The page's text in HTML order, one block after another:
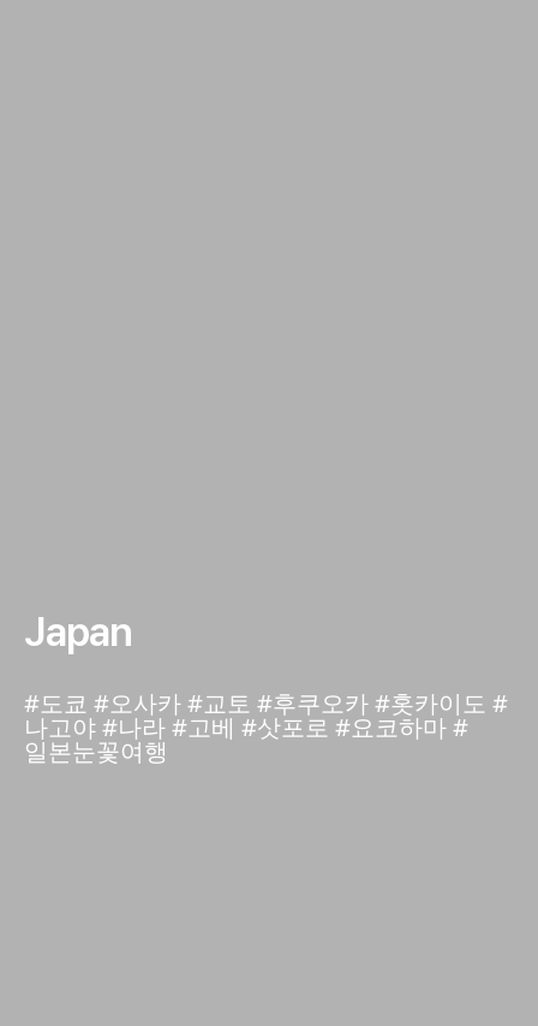
Japan
#도쿄 #오사카 #교토 #후쿠오카 #홋카이도 #
나고야 #나라 #고베 #삿포로 #요코하마 #
일본눈꽃여행